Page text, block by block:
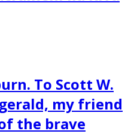
To Scott W.
my friend
the brave